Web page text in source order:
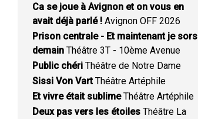
Ca se joue à Avignon et on vous en
avait déjà parlé ! Avignon OFF 2026
Prison centrale - Et maintenant je sors
demain Théâtre 3T - 10ème Avenue
Public chéri Théâtre de Notre Dame
Sissi Von VartThéâtre Artéphile
Et vivre était sublimeThéâtre Artéphile
Deux pas vers les étoiles Théâtre La